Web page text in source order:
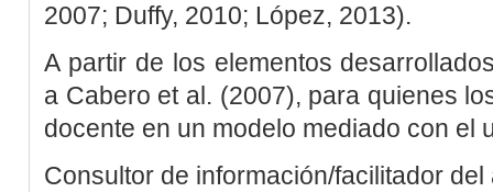
2007; Duffy, 2010; López, 2013).
A partir de los elementos
a Cabero et al . (2007), para quienes
docente en un modelo mediado con el
Consultor de información/facilitador